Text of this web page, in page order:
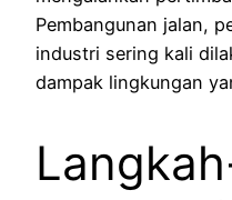
Pembangunan jalan,
industri sering kali
dampak lingkungan